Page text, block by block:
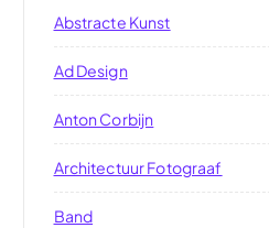
Abstracte Kunst
Ad Design
Anton Corbijn
Architectuur Fotograaf
Band